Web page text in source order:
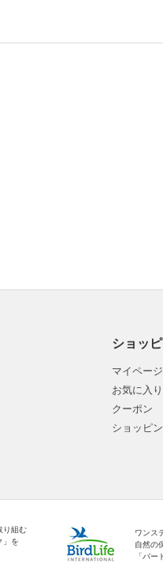
ショッ
マイペー
お気に入
クーポン
ショッピ
り組む
」を
ワンス
自然の
「バ